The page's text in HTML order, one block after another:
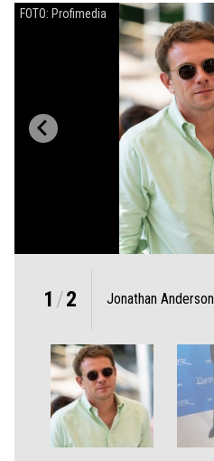
FOTO: Profimedia
1 /2 Jonathan Anderson